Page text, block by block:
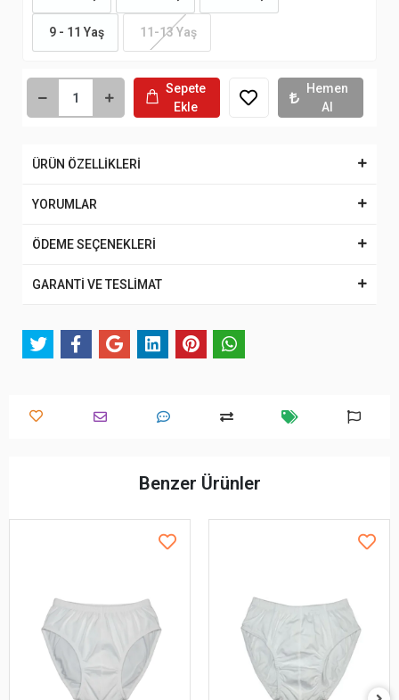
9 - 11 Yaş 11-13 Yaş
Sepete
Ekle
Hemen
Al
ÜRÜN ÖZELLİKLERİ
YORUMLAR
ÖDEME SEÇENEKLERİ
GARANTİ VE TESLİMAT
Benzer Ürünler